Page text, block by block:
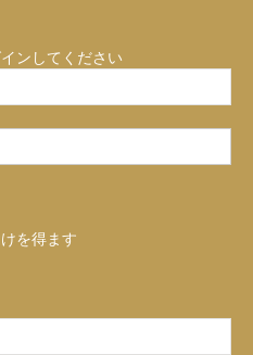
ンしてください
を得ます